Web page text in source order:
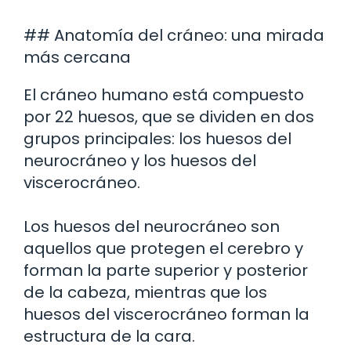
## Anatomía del cráneo: una mirada
más cercana
El cráneo humano está compuesto
por 22 huesos, que se dividen en dos
grupos principales: los huesos del
neurocráneo y los huesos del
viscerocráneo.
Los huesos del neurocráneo son
aquellos que protegen el cerebro y
forman la parte superior y posterior
de la cabeza, mientras que los
huesos del viscerocráneo forman la
estructura de la cara.